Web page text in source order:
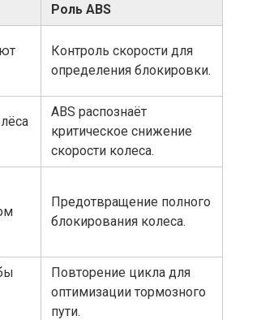
Роль ABS
Контроль скорости для
определения блокировки.
ABS распознаёт
критическое снижение
скорости колеса.
Предотвращение полного
блокирования колеса.
Повторение цикла для
оптимизации тормозного
пути.